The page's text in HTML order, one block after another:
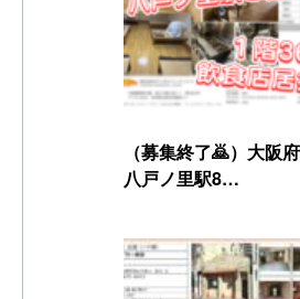
（募集終了🙇）大阪
八戸ノ里駅8…